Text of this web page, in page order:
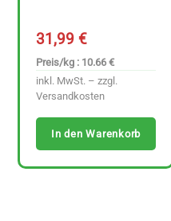
31,99€
Preis/kg : 10.66 €
inkl. MwSt. – zzgl.
Versandkosten
In den Warenkorb